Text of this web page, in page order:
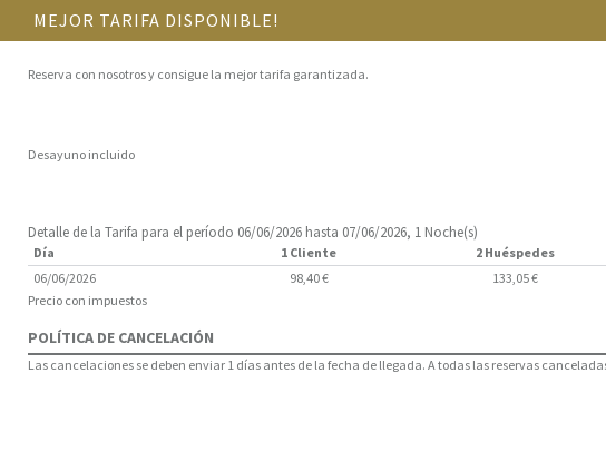
MEJOR TARIFA DISPONIBLE!
Reserva con nosotros y consigue la mejor tarifa garantizada.
Desayuno incluido
Detalle de la Tarifa para el período 06/06/2026 hasta 07/06/2026, 1 Noche(s)
Día 1 Cliente 2 Huéspedes
06/06/2026
98,40 € 133,05 €
Precio con impuestos
POLÍTICA DE CANCELACIÓN
Las cancelaciones se deben enviar 1 días antes de la fecha de llegada. A todas las reservas